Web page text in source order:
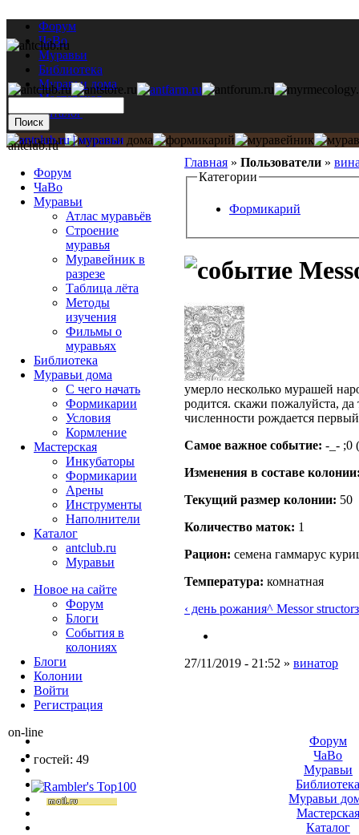
Форум
ЧаВо
Муравьи
Библиотека
Муравьи дома
Мастерская
Каталог
Главная » Пользователи »
Категории
Формикарий
умерло несколько мурашей
родится. скажи пожалуйста, да
численности рождается
Самое важное событие: -_- ;0
Изменения в составе
Текущий размер кoлонии: 50
Количество маток: 1
Рацион: семена гаммарус
Температура: комнатная
‹ день рожания^ Messor structor
27/11/2019 - 21:52 » винатор
antclub.ru
Форум
ЧаВо
Муравьи
Атлас муравьёв
Строение
муравья
Муравейник в
разрезе
Таблица лёта
Методы
изучения
Фильмы о
муравьях
Библиотека
Муравьи дома
С чего начать
Формикарии
Условия
Кормление
Мастерская
Инкубаторы
Формикарии
Арены
Инструменты
Наполнители
Каталог
antclub.ru
Муравьи
Новое на сайте
Форум
Блоги
События в
колониях
Блоги
Колонии
Войти
Peгиcтpaция
on-line
гостей: 49
Форум
ЧаВо
Муравьи
Муравьи
Мастерская
Каталог